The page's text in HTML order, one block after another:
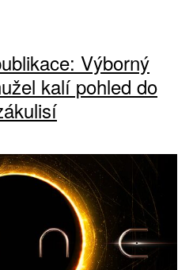
Výborný
kalí pohled do